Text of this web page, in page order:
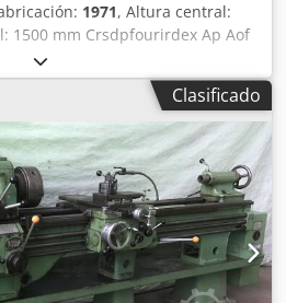
1971, Altura central:
1500 mm Crsdpfourirdex Ap Aof
540 mm Diámetro del
husillo: tamaño 8 Contrapunto
del husillo: 9 - 1800 rpm Avance:
0,032-1,12 mm/rev pasos de
eléctrica: 380 V, 11 kW
1250 x 1330 mm Peso: 3200 kg
Clasificado